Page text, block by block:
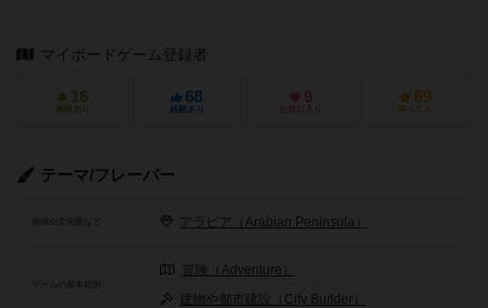
マイボードゲーム登録者
16
興味あり
68
経験あり
9
お気に入り
69
持ってる
テーマ/フレーバー
地域や文化圏など アラビア（Arabian Peninsula）
冒険（Adventure）
建物や都市建設（City Builder）